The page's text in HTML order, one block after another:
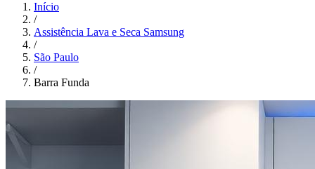
Início
/
Assistência Lava e Seca Samsung
/
São Paulo
/
Barra Funda